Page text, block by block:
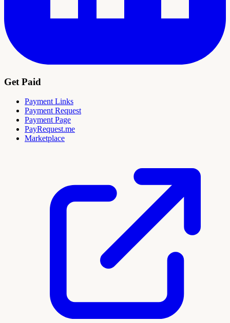
Get Paid
Payment Links
Payment Request
Payment Page
PayRequest.me
Marketplace